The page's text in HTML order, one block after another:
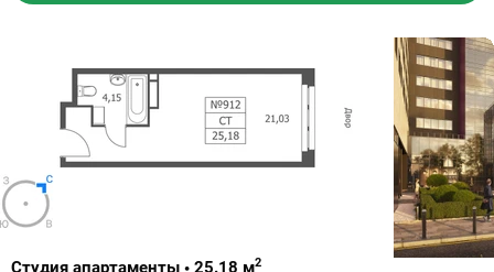
Ссылка
Студия апартаменты • 25.18 м2